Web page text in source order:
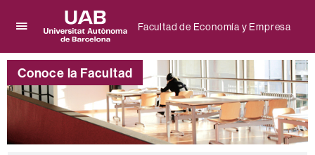
aquí
para
desplegar
el
menú
de
Facultad
Universitat
Autònoma
de
Barcelona
Facultad de Economía y Empresa
Conoce la Facultad